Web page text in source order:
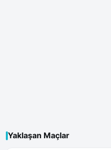
Yaklaşan Maçlar